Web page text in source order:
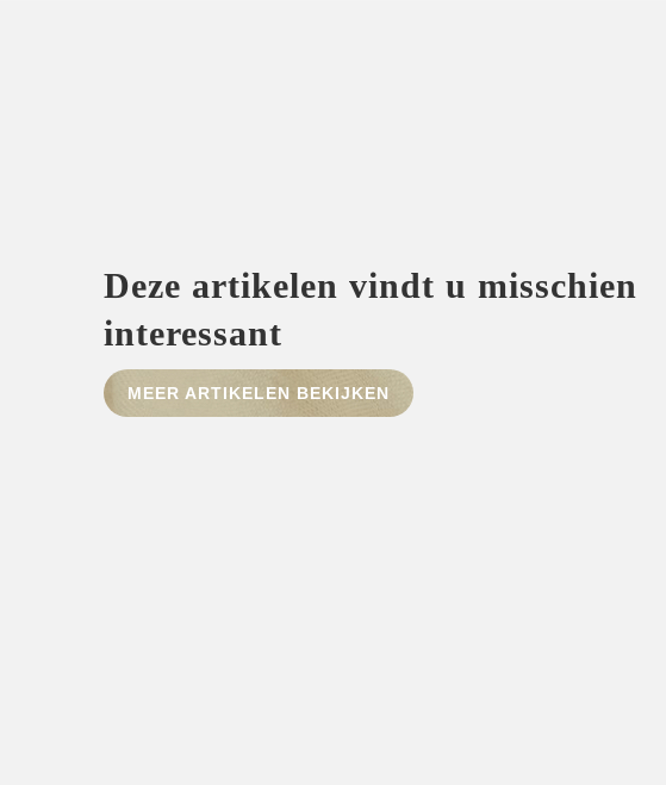
Deze artikelen vindt u misschien
interessant
MEER ARTIKELEN BEKIJKEN